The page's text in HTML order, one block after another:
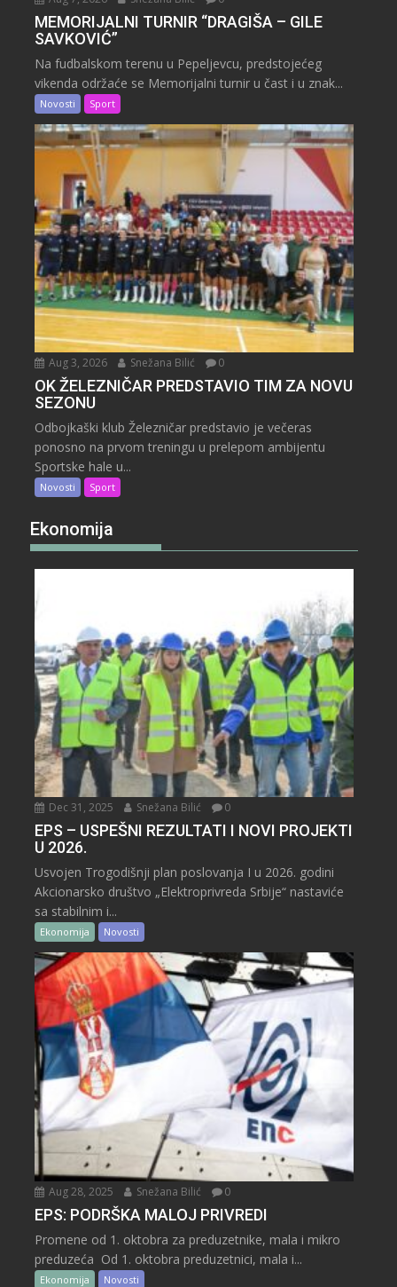
MEMORIJALNI TURNIR “DRAGIŠA – GILE
SAVKOVIĆ”
Na fudbalskom terenu u Pepeljevcu, predstojećeg
vikenda održaće se Memorijalni turnir u čast i u znak...
Novosti Sport
Aug 3, 2026 Snežana Bilić 0
OK ŽELEZNIČAR PREDSTAVIO TIM ZA NOVU
SEZONU
Odbojkaški klub Železničar predstavio je večeras
ponosno na prvom treningu u prelepom ambijentu
Sportske hale u...
Novosti Sport
Ekonomija
Dec 31, 2025 Snežana Bilić 0
EPS – USPEŠNI REZULTATI I NOVI PROJEKTI
U 2026.
Usvojen Trogodišnji plan poslovanja I u 2026. godini
Akcionarsko društvo „Elektroprivreda Srbije“ nastaviće
sa stabilnim i...
Ekonomija Novosti
Aug 28, 2025 Snežana Bilić 0
EPS: PODRŠKA MALOJ PRIVREDI
Promene od 1. oktobra za preduzetnike, mala i mikro
preduzeća Od 1. oktobra preduzetnici, mala i...
Ekonomija Novosti